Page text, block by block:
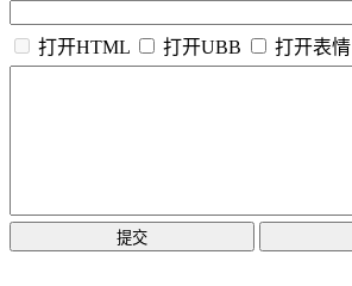
打开HTML
打开UBB 打开表情